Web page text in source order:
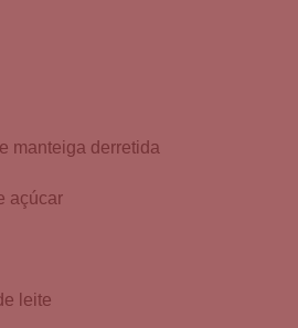
manteiga derretida
açúcar
leite